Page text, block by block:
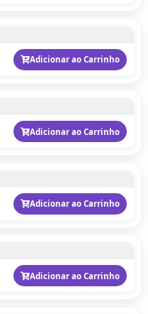
Adicionar ao Carrinho
Adicionar ao Carrinho
Adicionar ao Carrinho
Adicionar ao Carrinho